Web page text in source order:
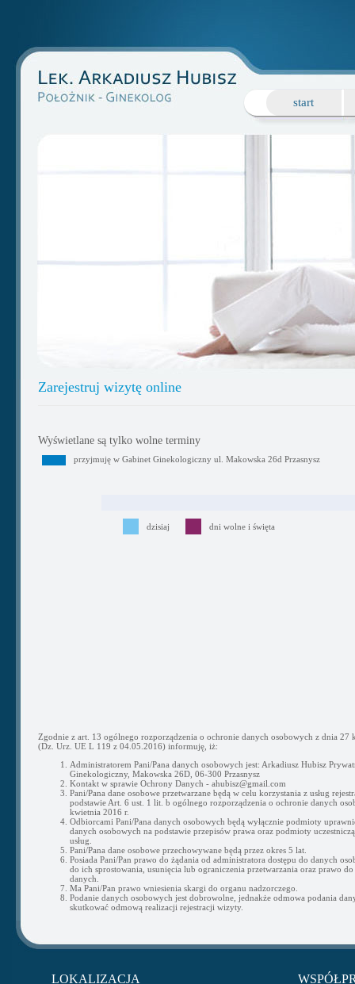
start
Zarejestruj wizytę online
Wyświetlane są tylko wolne terminy
przyjmuję w Gabinet Ginekologiczny ul. Makowska 26d Przasnysz
dzisiaj dni wolne i święta
Zgodnie z art. 13 ogólnego rozporządzenia o ochronie danych osobowych z dnia 27
(Dz. Urz. UE L 119 z 04.05.2016) informuję, iż:
Administratorem Pani/Pana danych osobowych jest: Arkadiusz Hubisz
Ginekologiczny, Makowska 26D, 06-300 Przasnysz
Kontakt w sprawie Ochrony Danych - ahubisz@gmail.com
Pani/Pana dane osobowe przetwarzane będą w celu korzystania z usług
podstawie Art. 6 ust. 1 lit. b ogólnego rozporządzenia o ochronie danych
kwietnia 2016 r.
Odbiorcami Pani/Pana danych osobowych będą wyłącznie podmioty
danych osobowych na podstawie przepisów prawa oraz podmioty
usług.
Pani/Pana dane osobowe przechowywane będą przez okres 5 lat.
Posiada Pani/Pan prawo do żądania od administratora dostępu do danych
do ich sprostowania, usunięcia lub ograniczenia przetwarzania oraz prawo do
danych.
Ma Pani/Pan prawo wniesienia skargi do organu nadzorczego.
Podanie danych osobowych jest dobrowolne, jednakże odmowa podania
skutkować odmową realizacji rejestracji wizyty.
LOKALIZACJA